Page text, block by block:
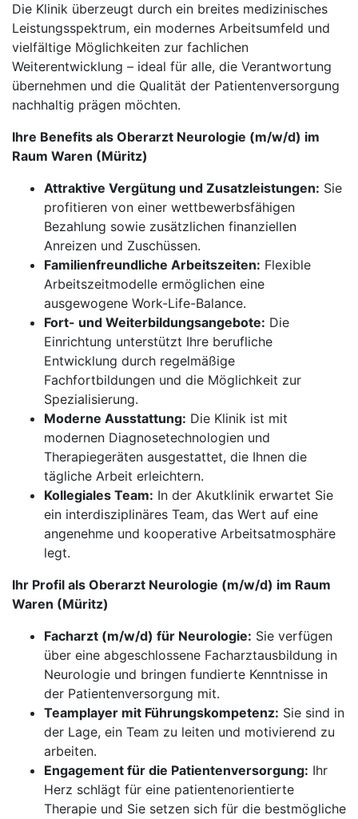
Die Klinik überzeugt durch ein breites medizinisches
Leistungsspektrum, ein modernes Arbeitsumfeld und
vielfältige Möglichkeiten zur fachlichen
Weiterentwicklung – ideal für alle, die Verantwortung
übernehmen und die Qualität der Patientenversorgung
nachhaltig prägen möchten.
Ihre Benefits als Oberarzt Neurologie (m/w/d) im
Raum Waren (Müritz)
Attraktive Vergütung und Zusatzleistungen: Sie
profitieren von einer wettbewerbsfähigen
Bezahlung sowie zusätzlichen finanziellen
Anreizen und Zuschüssen.
Familienfreundliche Arbeitszeiten: Flexible
Arbeitszeitmodelle ermöglichen eine
ausgewogene Work-Life-Balance.
Fort- und Weiterbildungsangebote: Die
Einrichtung unterstützt Ihre berufliche
Entwicklung durch regelmäßige
Fachfortbildungen und die Möglichkeit zur
Spezialisierung.
Moderne Ausstattung: Die Klinik ist mit
modernen Diagnosetechnologien und
Therapiegeräten ausgestattet, die Ihnen die
tägliche Arbeit erleichtern.
Kollegiales Team: In der Akutklinik erwartet Sie
ein interdisziplinäres Team, das Wert auf eine
angenehme und kooperative Arbeitsatmosphäre
legt.
Ihr Profil als Oberarzt Neurologie (m/w/d) im Raum
Waren (Müritz)
Facharzt (m/w/d) für Neurologie: Sie verfügen
über eine abgeschlossene Facharztausbildung in
Neurologie und bringen fundierte Kenntnisse in
der Patientenversorgung mit.
Teamplayer mit Führungskompetenz: Sie sind in
der Lage, ein Team zu leiten und motivierend zu
arbeiten.
Engagement für die Patientenversorgung: Ihr
Herz schlägt für eine patientenorientierte
Therapie und Sie setzen sich für die bestmögliche